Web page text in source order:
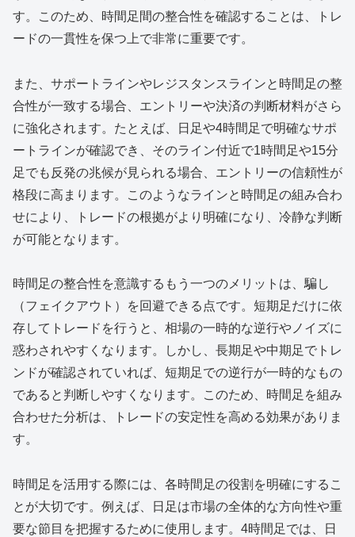
す。このため、時間足間の整合性を確認することは、トレ
ードの一貫性を保つ上で非常に重要です。
また、サポートラインやレジスタンスラインと時間足の整
合性が一致する場合、エントリーや決済の判断材料がさら
に強化されます。たとえば、日足や4時間足で明確なサポ
ートラインが確認でき、そのライン付近で1時間足や15分
足でも反発の兆候が見られる場合、エントリーの信頼性が
格段に高まります。このようなラインと時間足の組み合わ
せにより、トレードの根拠がより明確になり、冷静な判断
が可能となります。
時間足の整合性を意識するもう一つのメリットは、騙し
（フェイクアウト）を回避できる点です。短期足だけに依
存してトレードを行うと、相場の一時的な逆行やノイズに
惑わされやすくなります。しかし、長期足や中期足でトレ
ンドが確認されていれば、短期足での逆行が一時的なもの
であると判断しやすくなります。このため、時間足を組み
合わせた分析は、トレードの安定性を高める効果がありま
す。
時間足を活用する際には、各時間足の役割を明確にするこ
とが大切です。例えば、日足は市場の全体的な方向性や重
要な節目を把握するために使用します。4時間足では、日